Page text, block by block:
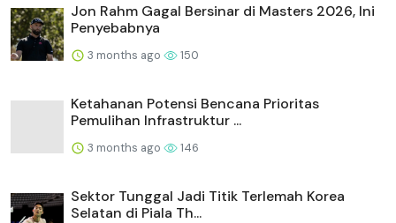
Jon Rahm Gagal Bersinar di Masters 2026, Ini
Penyebabnya
3 months ago 150
Ketahanan Potensi Bencana Prioritas
Pemulihan Infrastruktur ...
3 months ago 146
Sektor Tunggal Jadi Titik Terlemah Korea
Selatan di Piala Th...